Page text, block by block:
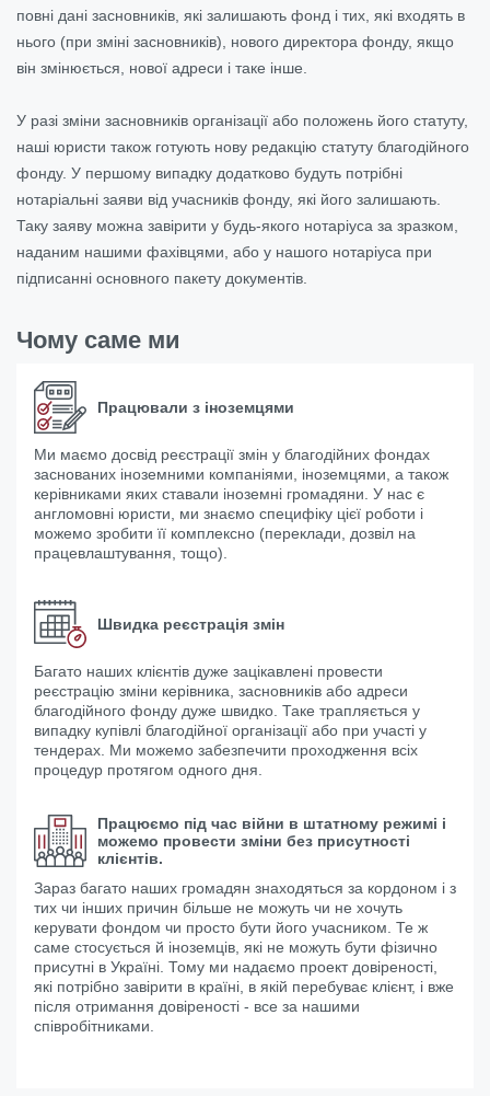
повні дані засновників, які залишають фонд і тих, які входять в
нього (при зміні засновників), нового директора фонду, якщо
він змінюється, нової адреси і таке інше.
У разі зміни засновників організації або положень його статуту,
наші юристи також готують нову редакцію статуту благодійного
фонду. У першому випадку додатково будуть потрібні
нотаріальні заяви від учасників фонду, які його залишають.
Таку заяву можна завірити у будь-якого нотаріуса за зразком,
наданим нашими фахівцями, або у нашого нотаріуса при
підписанні основного пакету документів.
Чому саме ми
Працювали з іноземцями
Ми маємо досвід реєстрації змін у благодійних фондах
заснованих іноземними компаніями, іноземцями, а також
керівниками яких ставали іноземні громадяни. У нас є
англомовні юристи, ми знаємо специфіку цієї роботи і
можемо зробити її комплексно (переклади, дозвіл на
працевлаштування, тощо).
Швидка реєстрація змін
Багато наших клієнтів дуже зацікавлені провести
реєстрацію зміни керівника, засновників або адреси
благодійного фонду дуже швидко. Таке трапляється у
випадку купівлі благодійної організації або при участі у
тендерах. Ми можемо забезпечити проходження всіх
процедур протягом одного дня.
Працюємо під час війни в штатному режимі і
можемо провести зміни без присутності
клієнтів.
Зараз багато наших громадян знаходяться за кордоном і з
тих чи інших причин більше не можуть чи не хочуть
керувати фондом чи просто бути його учасником. Те ж
саме стосується й іноземців, які не можуть бути фізично
присутні в Україні. Тому ми надаємо проект довіреності,
які потрібно завірити в країні, в якій перебуває клієнт, і вже
після отримання довіреності - все за нашими
співробітниками.